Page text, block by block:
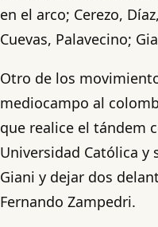
en el arco; Cerezo,
Cuevas, Palavecino;
Otro de los
mediocampo al
que realice el tándem
Universidad Católica y
Giani y dejar dos
Fernando Zampedri.